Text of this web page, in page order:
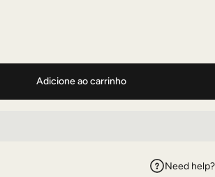
Adicione ao carrinho
Need help?